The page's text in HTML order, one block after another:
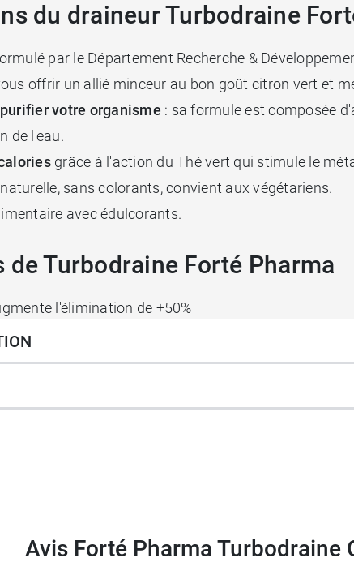
du draineur Turbodraine
par le Département Recherche &
offrir un allié minceur au bon goût citron vert et
votre organisme : sa formule est composée
de l'eau.
grâce à l'action du Thé vert qui stimule le
sans colorants, convient aux végétariens.
avec édulcorants.
de Turbodraine Forté Pharma
l'élimination de +50%
urinaire - Enquête TBD 09/2017 - 29 personnes
:
la
Otto Le Patio Palace
Avis Forté Pharma